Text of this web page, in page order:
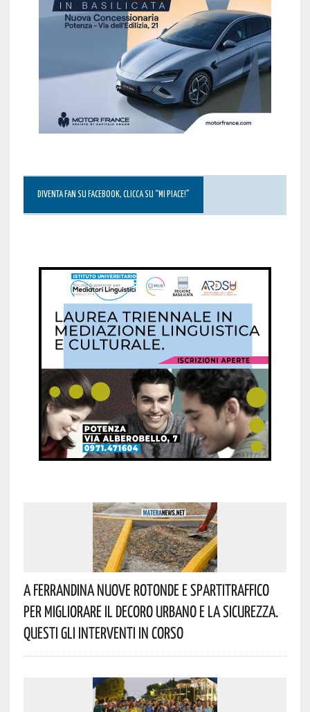
DIVENTA FAN SU FACEBOOK, CLICCA SU “MI PIACE!”
A Ferrandina Nuove Rotonde E Spartitraffico
Per Migliorare Il Decoro Urbano E La Sicurezza.
Questi Gli Interventi In Corso